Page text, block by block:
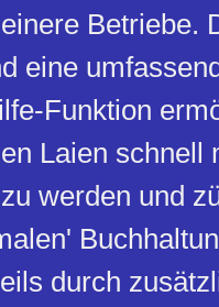
Betriebe.
eine
Funktion
Laien schnell
werden und
durch